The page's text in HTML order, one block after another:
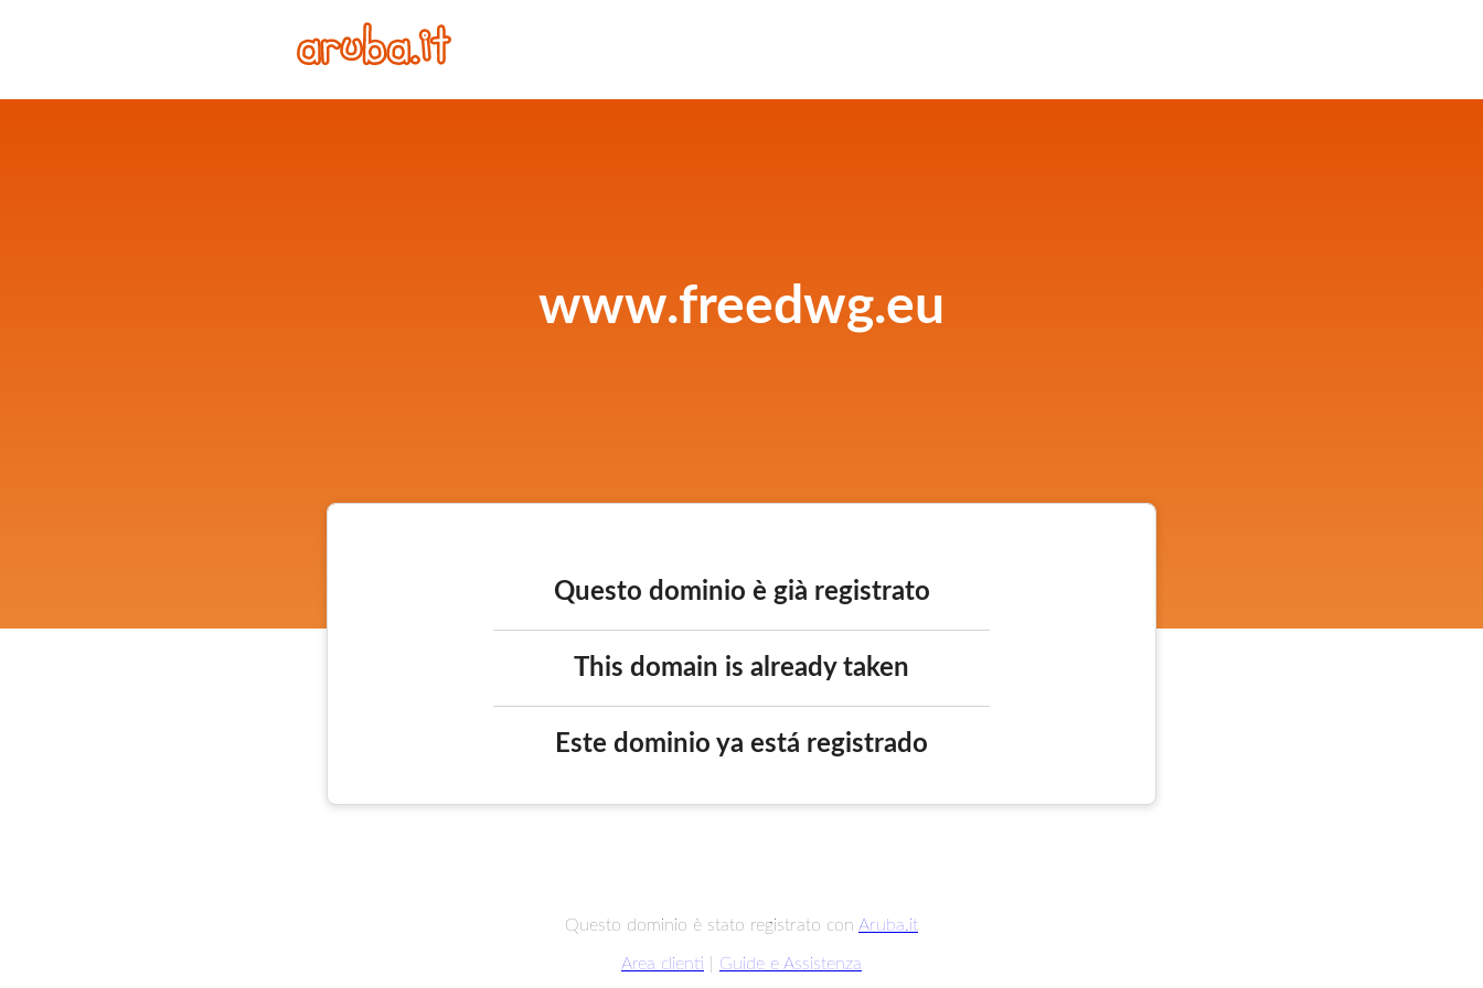
www.freedwg.eu
Questo dominio è già registrato
This domain is already taken
Este dominio ya está registrado
Questo dominio è stato registrato con Aruba.it
Area clienti Guide e Assistenza